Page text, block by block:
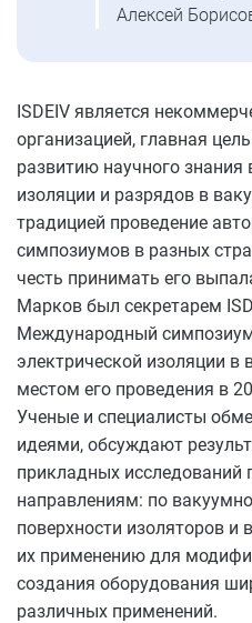
Алексей
ISDEIV является
организацией, главная
развитию научного знания
изоляции и разрядов в
традицией проведение
симпозиумов в разных
честь принимать его
Марков был секретарем
Международный
электрической изоляции в
местом его проведения в
Ученые и специалисты
идеями, обсуждают
прикладных
направлениям: по
поверхности изоляторов
их применению для
создания оборудования
различных применений.